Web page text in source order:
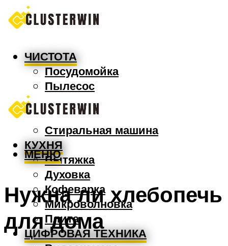
ЧИСТОТА
Посудомойка
Пылесос
Утюг
Швабра
Стиральная машина
КУХНЯ
Вытяжка
Духовка
Кофеварка
Микроволновка
Плита
ЦИФРОВАЯ ТЕХНИКА
МЕНЮ
Нужна ли хлебопечь
для дома